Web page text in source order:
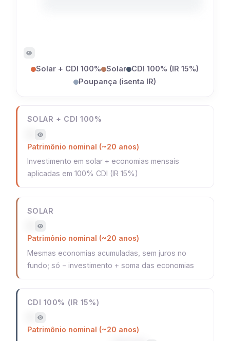
Solar + CDI 100% Solar CDI 100% (IR 15%)
Poupança (isenta IR)
SOLAR + CDI 100%
Patrimônio nominal (~20 anos)
Investimento em solar + economias mensais
aplicadas em 100% CDI (IR 15%)
SOLAR
Patrimônio nominal (~20 anos)
Mesmas economias acumuladas, sem juros no
fundo; só − investimento + soma das economias
CDI 100% (IR 15%)
Patrimônio nominal (~20 anos)